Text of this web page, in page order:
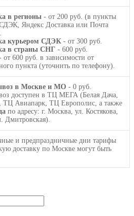
в регионы - от 200 руб. (в пункты
Яндекс Доставка или Почта
курьером СДЭК - от 300 руб.
в страны СНГ - 600 руб.
от 600 руб. в зависимости от
пункта (уточнить по телефону).
в Москве и МО - 0 руб.
доступен в ТЦ МЕГА (Белая Дача,
Авиапарк, ТЦ Европолис, а также
по адресу: г. Москва, ул. Костякова,
Дмитровская).
и предпраздничные дни тарифы
доставку по Москве могут быть